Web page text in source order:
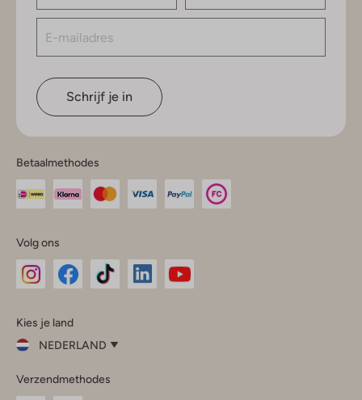
Schrijf je in
Betaalmethodes
Volg ons
InstagramFacebook
Kies je land
NEDERLAND
je
land
Verzendmethodes